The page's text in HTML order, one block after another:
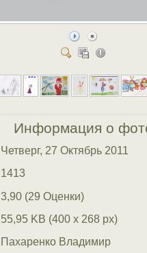
Информация о
Четверг, 27 Октябрь 2011
1413
3,90 (29 Оценки)
55,95 KB (400 x 268 px)
Пахаренко Владимир